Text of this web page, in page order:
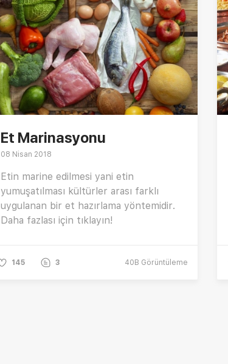
Et Marinasyonu
08 Nisan 2018
Etin marine edilmesi yani etin
yumuşatılması kültürler arası farklı
uygulanan bir et hazırlama yöntemidir.
Daha fazlası için tıklayın!
145 3 40B Görüntüleme